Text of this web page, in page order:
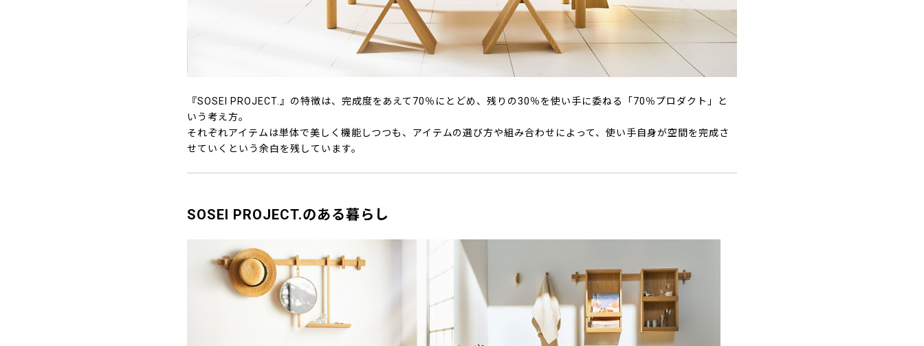
『SOSEI PROJECT.』の特徴は、完成度をあえて70％にとどめ、残りの30％を使い手に委ねる「70％プロダクト」と
いう考え方。
それぞれアイテムは単体で美しく機能しつつも、アイテムの選び方や組み合わせによって、使い手自身が空間を完成さ
せていくという余白を残しています。
SOSEI PROJECT.のある暮らし